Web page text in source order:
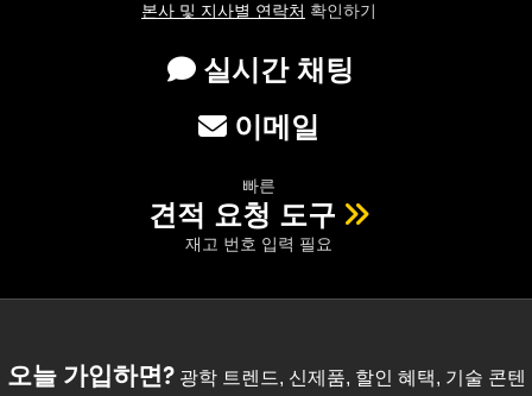
본사 및 지사별 연락처 확인하기
실시간 채팅
이메일
빠른
견적 요청 도구
재고 번호 입력 필요
오늘 가입하면?광학 트렌드, 신제품, 할인 혜택, 기술 콘텐